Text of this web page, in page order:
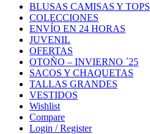
BLUSAS CAMISAS Y TOPS
COLECCIONES
ENVÍO EN 24 HORAS
JUVENIL
OFERTAS
OTOÑO – INVIERNO ´25
SACOS Y CHAQUETAS
TALLAS GRANDES
VESTIDOS
Wishlist
Compare
Login / Register